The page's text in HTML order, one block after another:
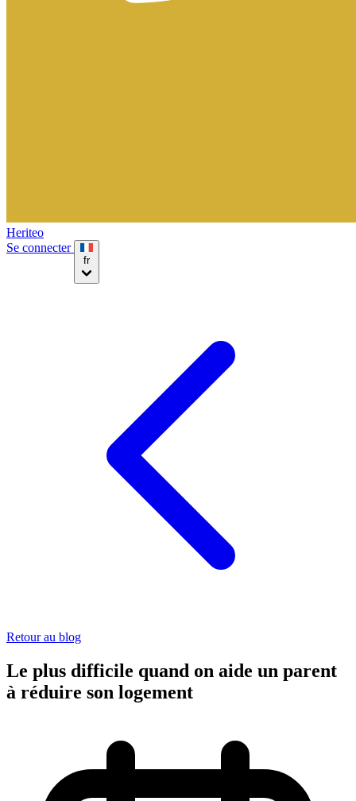
Heriteo
Se connecter
fr
Retour au blog
Le plus difficile quand on aide un parent
à réduire son logement